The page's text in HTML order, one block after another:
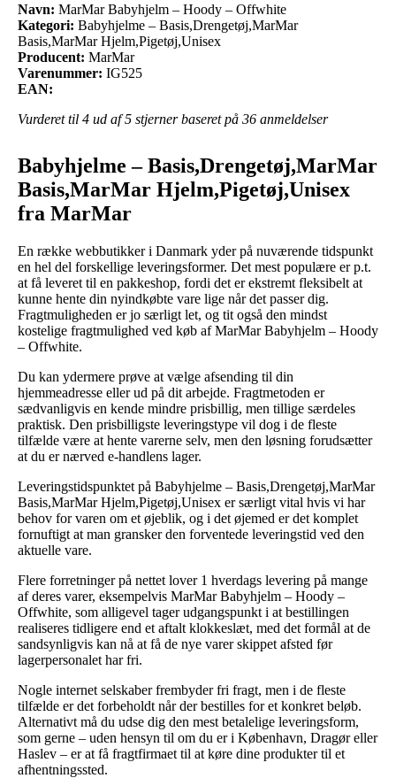
Navn: MarMar Babyhjelm – Hoody – Offwhite
Kategori: Babyhjelme – Basis,Drengetøj,MarMar
Basis,MarMar Hjelm,Pigetøj,Unisex
Producent: MarMar
Varenummer: IG525
EAN:
Vurderet til 4 ud af 5 stjerner baseret på 36 anmeldelser
Babyhjelme – Basis,Drengetøj,MarMar
Basis,MarMar Hjelm,Pigetøj,Unisex
fra MarMar
En række webbutikker i Danmark yder på nuværende tidspunkt
en hel del forskellige leveringsformer. Det mest populære er p.t.
at få leveret til en pakkeshop, fordi det er ekstremt fleksibelt at
kunne hente din nyindkøbte vare lige når det passer dig.
Fragtmuligheden er jo særligt let, og tit også den mindst
kostelige fragtmulighed ved køb af MarMar Babyhjelm – Hoody
– Offwhite.
Du kan ydermere prøve at vælge afsending til din
hjemmeadresse eller ud på dit arbejde. Fragtmetoden er
sædvanligvis en kende mindre prisbillig, men tillige særdeles
praktisk. Den prisbilligste leveringstype vil dog i de fleste
tilfælde være at hente varerne selv, men den løsning forudsætter
at du er nærved e-handlens lager.
Leveringstidspunktet på Babyhjelme – Basis,Drengetøj,MarMar
Basis,MarMar Hjelm,Pigetøj,Unisex er særligt vital hvis vi har
behov for varen om et øjeblik, og i det øjemed er det komplet
fornuftigt at man gransker den forventede leveringstid ved den
aktuelle vare.
Flere forretninger på nettet lover 1 hverdags levering på mange
af deres varer, eksempelvis MarMar Babyhjelm – Hoody –
Offwhite, som alligevel tager udgangspunkt i at bestillingen
realiseres tidligere end et aftalt klokkeslæt, med det formål at de
sandsynligvis kan nå at få de nye varer skippet afsted før
lagerpersonalet har fri.
Nogle internet selskaber frembyder fri fragt, men i de fleste
tilfælde er det forbeholdt når der bestilles for et konkret beløb.
Alternativt må du udse dig den mest betalelige leveringsform,
som gerne – uden hensyn til om du er i København, Dragør eller
Haslev – er at få fragtfirmaet til at køre dine produkter til et
afhentningssted.